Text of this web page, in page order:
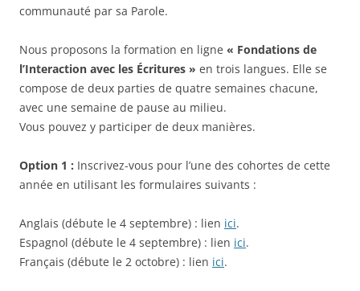
communauté par sa Parole.
Nous proposons la formation en ligne « Fondations de
l’Interaction avec les Écritures » en trois langues. Elle se
compose de deux parties de quatre semaines chacune,
avec une semaine de pause au milieu.
Vous pouvez y participer de deux manières.
Option 1 : Inscrivez-vous pour l’une des cohortes de cette
année en utilisant les formulaires suivants :
Anglais (débute le 4 septembre) : lien ici.
Espagnol (débute le 4 septembre) : lien ici.
Français (débute le 2 octobre) : lien ici.